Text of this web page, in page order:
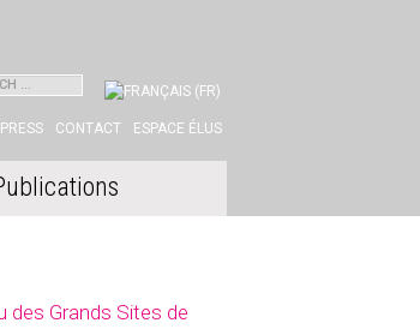
PRESS CONTACT ESPACE ÉLUS
des Grands Sites de